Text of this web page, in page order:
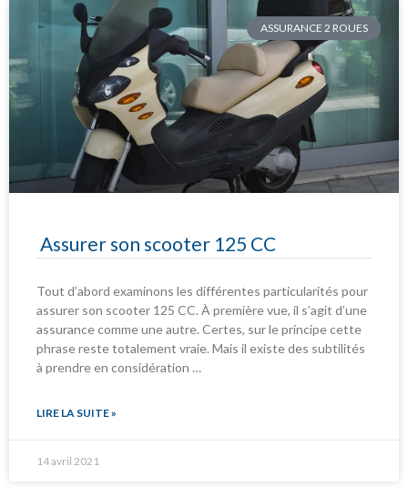
ASSURANCE 2 ROUES
Assurer son scooter 125 CC
Tout d’abord examinons les différentes particularités pour
assurer son scooter 125 CC. À première vue, il s’agit d’une
assurance comme une autre. Certes, sur le principe cette
phrase reste totalement vraie. Mais il existe des subtilités
à prendre en considération …
LIRE LA SUITE »
14 avril 2021